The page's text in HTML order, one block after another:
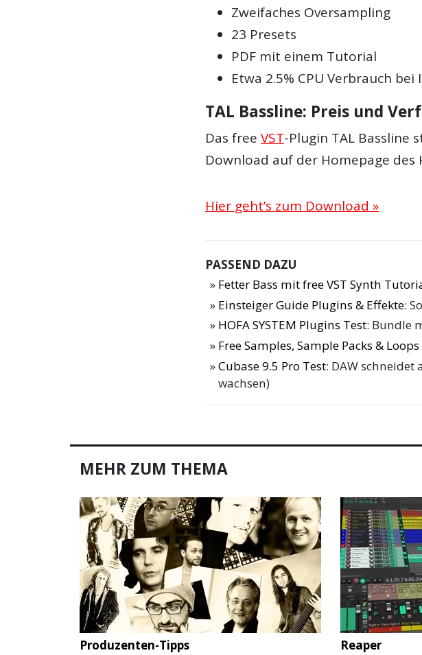
Zweifaches Oversampling
23 Presets
PDF mit einem Tutorial
Etwa 2.5% CPU Verbrauch bei
TAL Bassline: Preis und
Das freeVST-Plugin TAL Bassline
Download auf der Homepage des
Hier geht’s zum Download »
PASSEND DAZU
Fetter Bass mit free VST Synth
Einsteiger Guide Plugins & Effekte:
HOFA SYSTEM Plugins Test: Bundle
Free Samples, Sample Packs &
Cubase 9.5 Pro Test: DAW schneidet
wachsen)
MEHR ZUM THEMA
Produzenten-Tipps
Reaper